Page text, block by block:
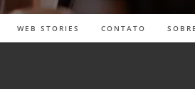
WEB STORIES CONTATO SOBRE